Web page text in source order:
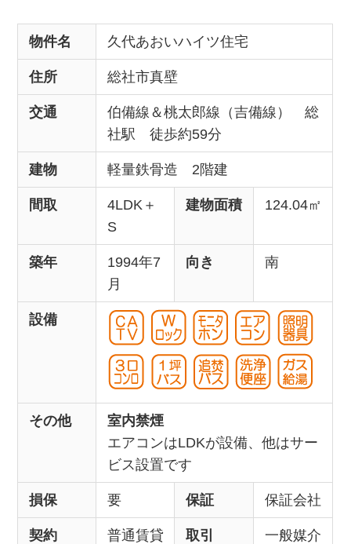
物件名 久代あおいハイツ住宅
住所 総社市真壁
交通
伯備線＆桃太郎線（吉備線） 総
社駅 徒歩約59分
建物 軽量鉄骨造 2階建
間取
4LDK＋
S
建物面積 124.04㎡
築年
1994年7
月
向き 南
設備
その他
室内禁煙
エアコンはLDKが設備、他はサー
ビス設置です
損保 要 保証 保証会社
契約
普通賃貸
取引 一般媒介